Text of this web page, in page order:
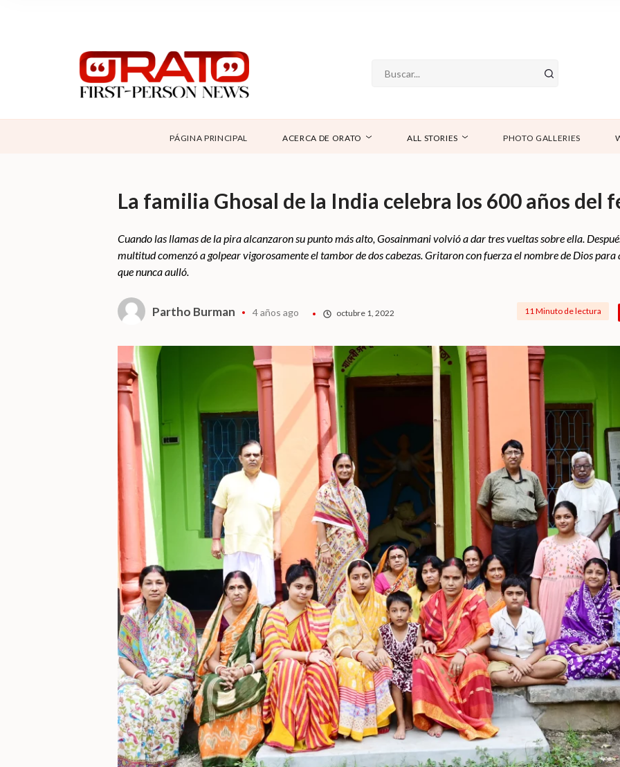
SUPPORT
CONTÁCTANOS
PÁGINA PRINCIPAL ACERCA DE ORATO ALL STORIES PHOTO GALLERIES
La familia Ghosal de la India celebra los 600 años del
Cuando las llamas de la pira alcanzaron su punto más alto, Gosainmani volvió a dar tres vueltas sobre ella.
multitud comenzó a golpear vigorosamente el tambor de dos cabezas. Gritaron con fuerza el nombre de Dios
que nunca aulló.
Partho Burman 4 años ago octubre 1, 2022 11 Minuto de lectura